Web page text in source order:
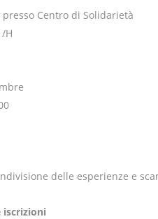
presso Centro di Solidarietà
H
delle esperienze e
iscrizioni